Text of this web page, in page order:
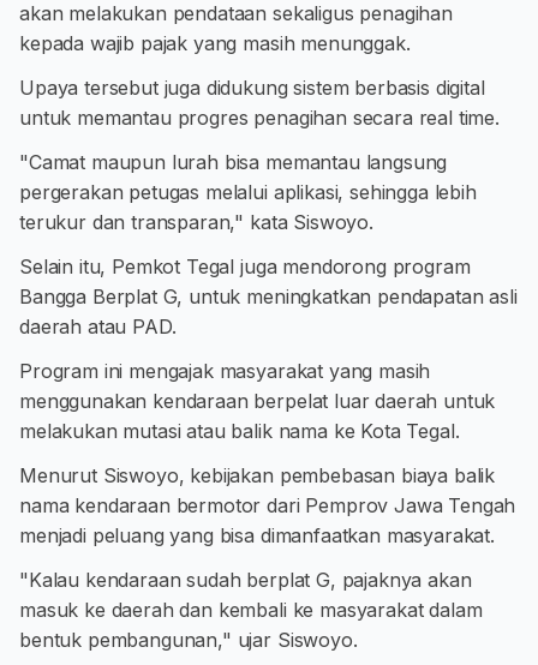
akan melakukan pendataan sekaligus penagihan
kepada wajib pajak yang masih menunggak.
Upaya tersebut juga didukung sistem berbasis digital
untuk memantau progres penagihan secara real time.
"Camat maupun lurah bisa memantau langsung
pergerakan petugas melalui aplikasi, sehingga lebih
terukur dan transparan," kata Siswoyo.
Selain itu, Pemkot Tegal juga mendorong program
Bangga Berplat G, untuk meningkatkan pendapatan asli
daerah atau PAD.
Program ini mengajak masyarakat yang masih
menggunakan kendaraan berpelat luar daerah untuk
melakukan mutasi atau balik nama ke Kota Tegal.
Menurut Siswoyo, kebijakan pembebasan biaya balik
nama kendaraan bermotor dari Pemprov Jawa Tengah
menjadi peluang yang bisa dimanfaatkan masyarakat.
"Kalau kendaraan sudah berplat G, pajaknya akan
masuk ke daerah dan kembali ke masyarakat dalam
bentuk pembangunan," ujar Siswoyo.